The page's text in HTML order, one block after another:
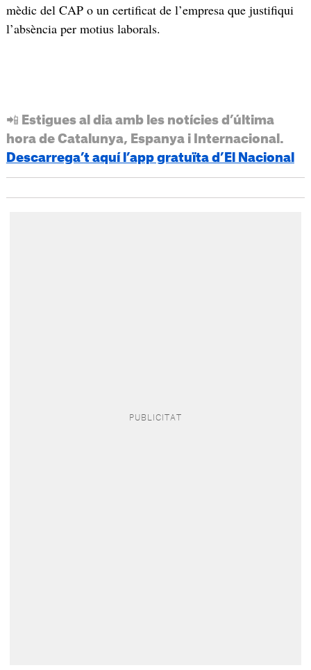
mèdic del CAP o un certificat de l’empresa que justifiqui
l’absència per motius laborals.
📲 Estigues al dia amb les notícies d’última
hora de Catalunya, Espanya i Internacional.
Descarrega’t aquí l’app gratuïta d’El Nacional